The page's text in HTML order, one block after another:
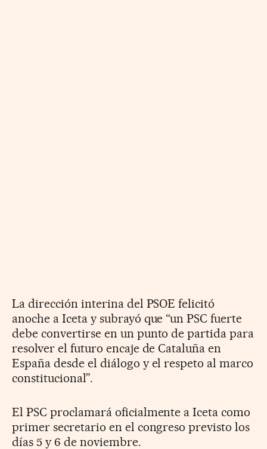
La dirección interina del PSOE felicitó
anoche a Iceta y subrayó que “un PSC fuerte
debe convertirse en un punto de partida para
resolver el futuro encaje de Cataluña en
España desde el diálogo y el respeto al marco
constitucional”.
El PSC proclamará oficialmente a Iceta como
primer secretario en el congreso previsto los
días 5 y 6 de noviembre.